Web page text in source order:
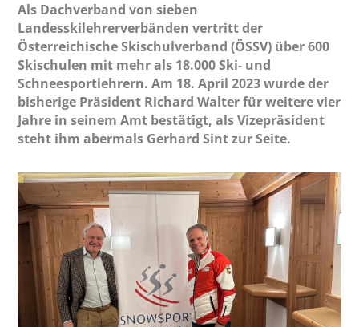
Als Dachverband von sieben
Landesskilehrerverbänden vertritt der
Österreichische Skischulverband (ÖSSV) über 600
Skischulen mit mehr als 18.000 Ski- und
Schneesportlehrern. Am 18. April 2023 wurde der
bisherige Präsident Richard Walter für weitere vier
Jahre in seinem Amt bestätigt, als Vizepräsident
steht ihm abermals Gerhard Sint zur Seite.